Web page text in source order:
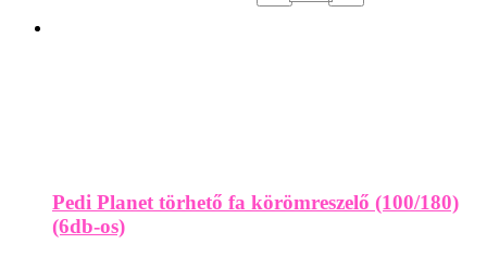
Pedi Planet törhető fa körömreszelő (100/180)
(6db-os)